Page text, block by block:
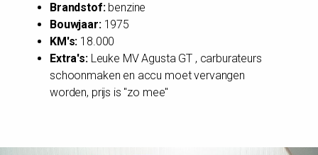
Brandstof: benzine
Bouwjaar: 1975
KM's: 18.000
Extra's:Leuke MV Agusta GT , carburateurs
schoonmaken en accu moet vervangen
worden, prijs is "zo mee"